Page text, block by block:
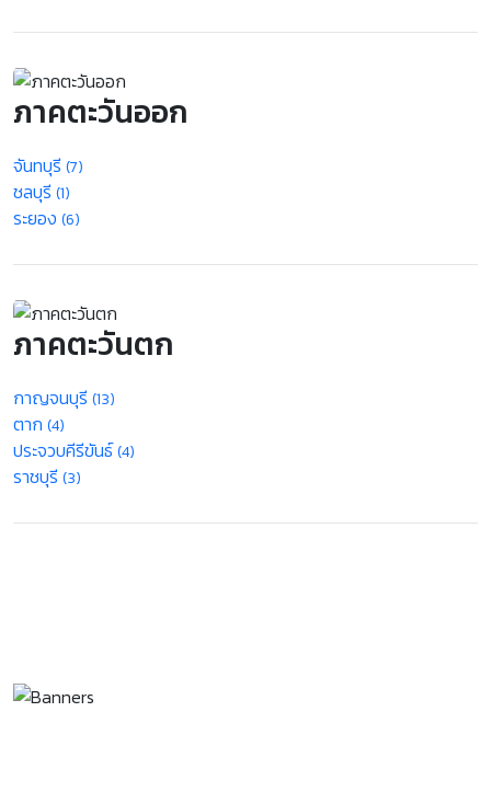
ภาคตะวันออก
จันทบุรี (7)
ชลบุรี (1)
ระยอง (6)
ภาคตะวันตก
กาญจนบุรี (13)
ตาก (4)
ประจวบคีรีขันธ์(4)
ราชบุรี (3)